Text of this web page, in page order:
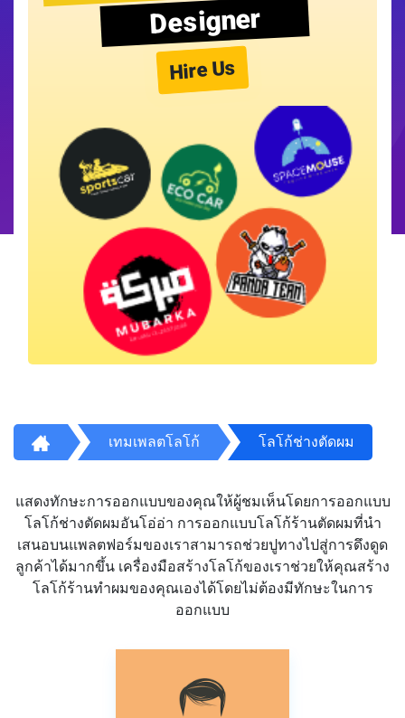
Designer
Hire Us
เทมเพลตโลโก้ โลโก้ช่างตัดผม
แสดงทักษะการออกแบบของคุณให้ผู้ชมเห็นโดยการออกแบบ
โลโก้ช่างตัดผมอันโอ่อ่า การออกแบบโลโก้ร้านตัดผมที่นำ
เสนอบนแพลตฟอร์มของเราสามารถช่วยปูทางไปสู่การดึงดูด
ลูกค้าได้มากขึ้น เครื่องมือสร้างโลโก้ของเราช่วยให้คุณสร้าง
โลโก้ร้านทำผมของคุณเองได้โดยไม่ต้องมีทักษะในการ
ออกแบบ